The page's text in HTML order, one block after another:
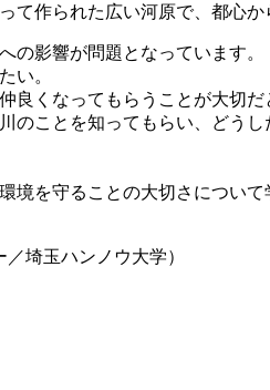
て作られた広い河原で、都心
の影響が問題となっています。
い。
くなってもらうことが大切だ
のことを知ってもらい、どう
境を守ることの大切さについて
埼玉ハンノウ大学）